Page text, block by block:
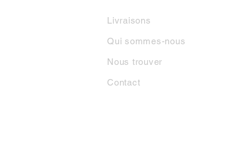
Livraisons
Qui sommes-nous
Nous trouver
Contact